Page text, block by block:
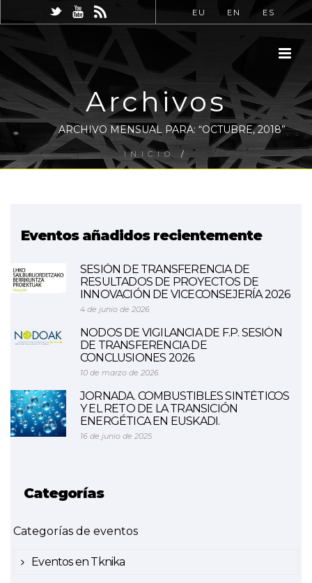
EU EN ES
Archivos
ARCHIVO MENSUAL PARA: “OCTUBRE, 2018”
INICIO /
Eventos añadidos recientemente
SESIÓN DE TRANSFERENCIA DE
RESULTADOS DE PROYECTOS DE
INNOVACIÓN DE VICECONSEJERÍA 2026
4 de junio de 2026
NODOS DE VIGILANCIA DE F.P. SESIÓN
DE TRANSFERENCIA DE
CONCLUSIONES 2026.
10 de marzo de 2026
JORNADA. COMBUSTIBLES SINTÉTICOS
Y EL RETO DE LA TRANSICIÓN
ENERGÉTICA EN EUSKADI.
16 de junio de 2025
Categorías
Categorías de eventos
Eventos en Tknika